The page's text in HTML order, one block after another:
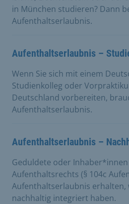
in München studieren? Dann
Aufenthaltserlaubnis.
Aufenthaltserlaubnis –
Wenn Sie sich mit einem
Studienkolleg oder
Deutschland vorbereiten,
Aufenthaltserlaubnis.
Aufenthaltserlaubnis –
Geduldete oder Inhaber*innen
Aufenthaltsrechts (§ 104c
Aufenthaltserlaubnis erhalten,
nachhaltig integriert haben.